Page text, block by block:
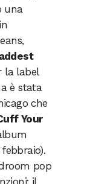
una
la label
è stata
che
Your
pop
il